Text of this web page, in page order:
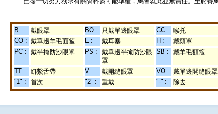
B : 戴眼罩 BO : 只戴單邊眼罩 CC :
喉托
CO : 戴單邊羊毛面箍 E : 戴耳塞 H :
戴頭罩
PC : 戴半掩防沙眼罩 PS :
戴單邊半掩防沙眼
罩
SB : 戴羊毛額箍
TT : 綁繫舌帶 V : 戴開縫眼罩 VO : 戴單邊開縫眼罩
"1" :
首次 "2" : 重戴 "-" : 除去